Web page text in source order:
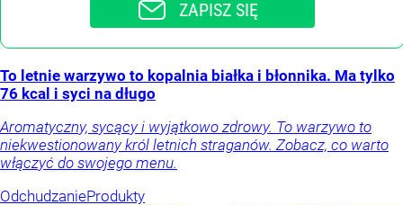
ZAPISZ SIĘ
To letnie warzywo to kopalnia białka i błonnika. Ma tylko
76 kcal i syci na długo
Aromatyczny, sycący i wyjątkowo zdrowy. To warzywo to
niekwestionowany król letnich straganów. Zobacz, co warto
włączyć do swojego menu.
OdchudzanieProdukty